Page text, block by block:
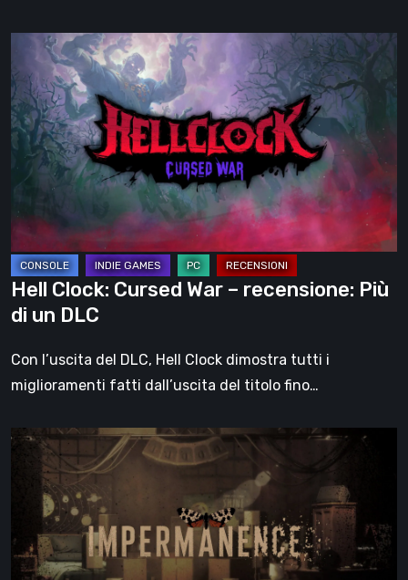
Clock:
Cursed
War
–
recensione:
di
un
DLC
Hell Clock: Cursed War – recensione: Più
di un DLC
Con l’uscita del DLC, Hell Clock dimostra tutti i
miglioramenti fatti dall’uscita del titolo fino…
Impermanence:
costruire
santuario
nel
teatro